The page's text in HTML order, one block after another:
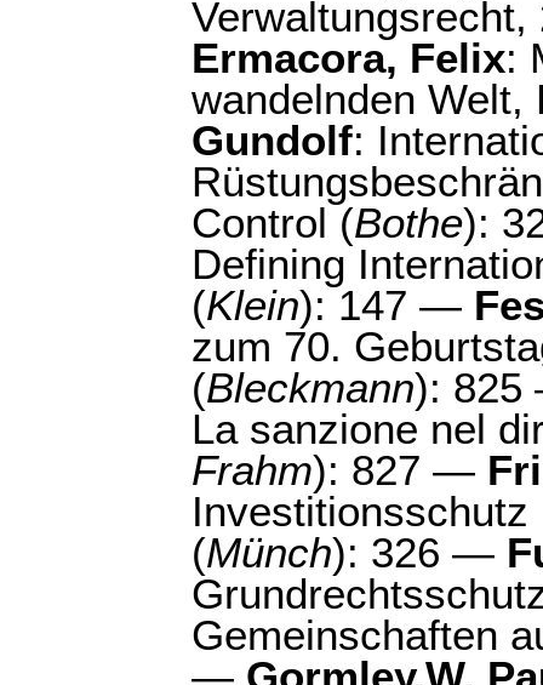
Verwaltungsrecht,
Ermacora, Felix:
wandelnden Welt,
Gundolf:
Control (Bothe):
Defining
(Klein): 147 —
zum 70.
(Bleckmann):
La sanzione nel
Frahm): 827 —
(Münch): 326 —
Gemeinschaften